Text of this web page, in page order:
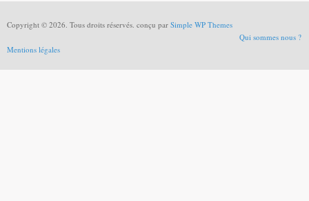
Copyright © 2026. Tous droits réservés. conçu par Simple WP Themes
Qui sommes nous ?
Mentions légales